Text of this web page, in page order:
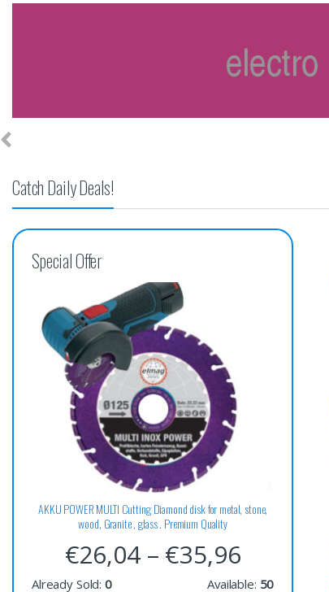
Catch Daily Deals!
Special Offer
AKKU POWER MULTI Cutting Diamond disk for metal, stone,
wood, Granite , glass . Premium Quality
€26,04– €35,96
Already Sold:0 Available: 50